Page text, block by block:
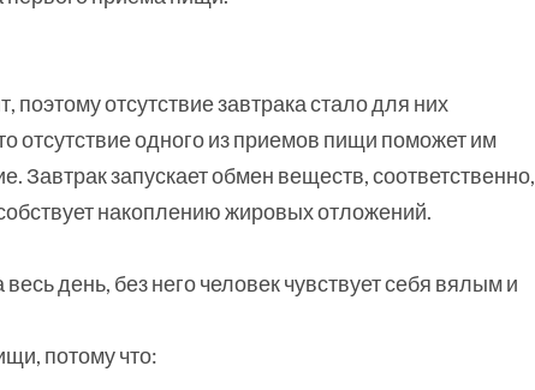
поэтому отсутствие завтрака стало для них
отсутствие одного из приемов пищи поможет им
Завтрак запускает обмен веществ, соответственно,
накоплению жировых отложений.
день, без него человек чувствует себя вялым и
потому что: